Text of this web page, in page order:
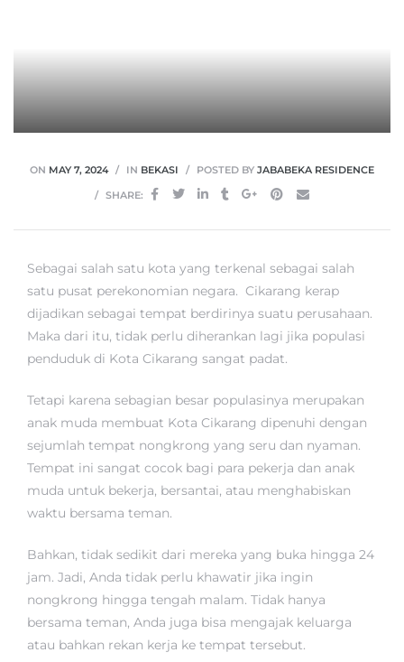
ON MAY 7, 2024 IN BEKASI POSTED BY JABABEKA RESIDENCE
SHARE:
Sebagai salah satu kota yang terkenal sebagai salah
satu pusat perekonomian negara. Cikarang kerap
dijadikan sebagai tempat berdirinya suatu perusahaan.
Maka dari itu, tidak perlu diherankan lagi jika populasi
penduduk di Kota Cikarang sangat padat.
Tetapi karena sebagian besar populasinya merupakan
anak muda membuat Kota Cikarang dipenuhi dengan
sejumlah tempat nongkrong yang seru dan nyaman.
Tempat ini sangat cocok bagi para pekerja dan anak
muda untuk bekerja, bersantai, atau menghabiskan
waktu bersama teman.
Bahkan, tidak sedikit dari mereka yang buka hingga 24
jam. Jadi, Anda tidak perlu khawatir jika ingin
nongkrong hingga tengah malam. Tidak hanya
bersama teman, Anda juga bisa mengajak keluarga
atau bahkan rekan kerja ke tempat tersebut.